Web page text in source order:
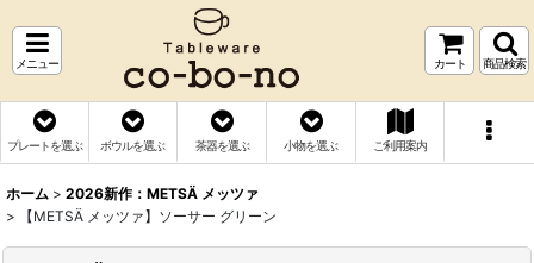
メニュー カート 商品検索
プレートを選ぶ ボウルを選ぶ 茶器を選ぶ 小物を選ぶ ご利用案内
ホーム > 2026新作：METSÄ メッツァ
>
【METSÄ メッツァ】ソーサー グリーン